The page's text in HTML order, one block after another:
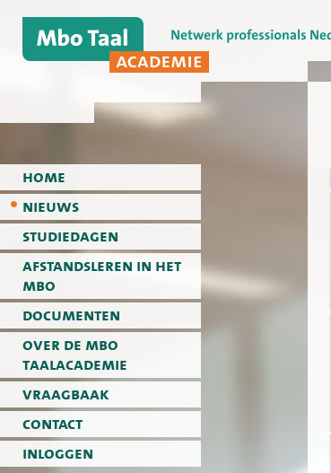
home
nieuws
studiedagen
afstandsleren in het
mbo
documenten
over de mbo
taalacademie
vraagbaak
contact
inloggen